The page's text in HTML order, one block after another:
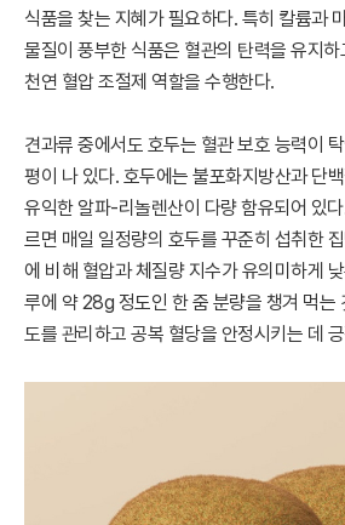
식품을 찾는 지혜가 필요하다. 특히 칼륨과
물질이 풍부한 식품은 혈관의 탄력을 유지
천연 혈압 조절제 역할을 수행한다.
견과류 중에서도 호두는 혈관 보호 능력이
평이 나 있다. 호두에는 불포화지방산과 단
유익한 알파-리놀렌산이 다량 함유되어 있
르면 매일 일정량의 호두를 꾸준히 섭취한
에 비해 혈압과 체질량 지수가 유의미하게
루에 약 28g 정도인 한 줌 분량을 챙겨 먹는
도를 관리하고 공복 혈당을 안정시키는 데